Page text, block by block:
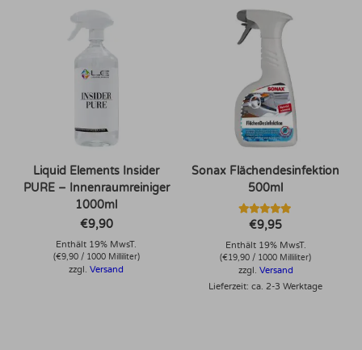
Liquid Elements Insider
PURE – Innenraumreiniger
1000ml
€9,90
Enthält 19% MwsT.
(€9,90/ 1000 Milliliter)
zzgl.Versand
Sonax Flächendesinfektion
500ml
Bewertet mit
5.00
von 5
€9,95
Enthält 19% MwsT.
(€19,90 / 1000 Milliliter)
zzgl. Versand
Lieferzeit: ca. 2-3 Werktage